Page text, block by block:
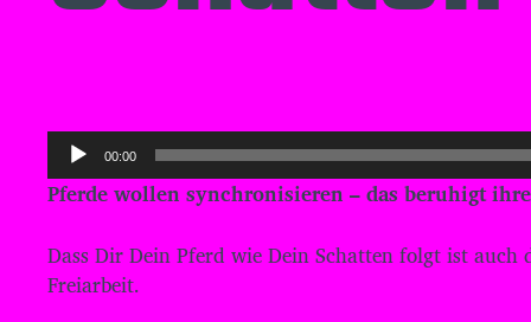
u
d
i
o
00:00
Pferde wollen synchronisieren – das beruhigt
Dass Dir Dein Pferd wie Dein Schatten folgt ist auch
Freiarbeit.